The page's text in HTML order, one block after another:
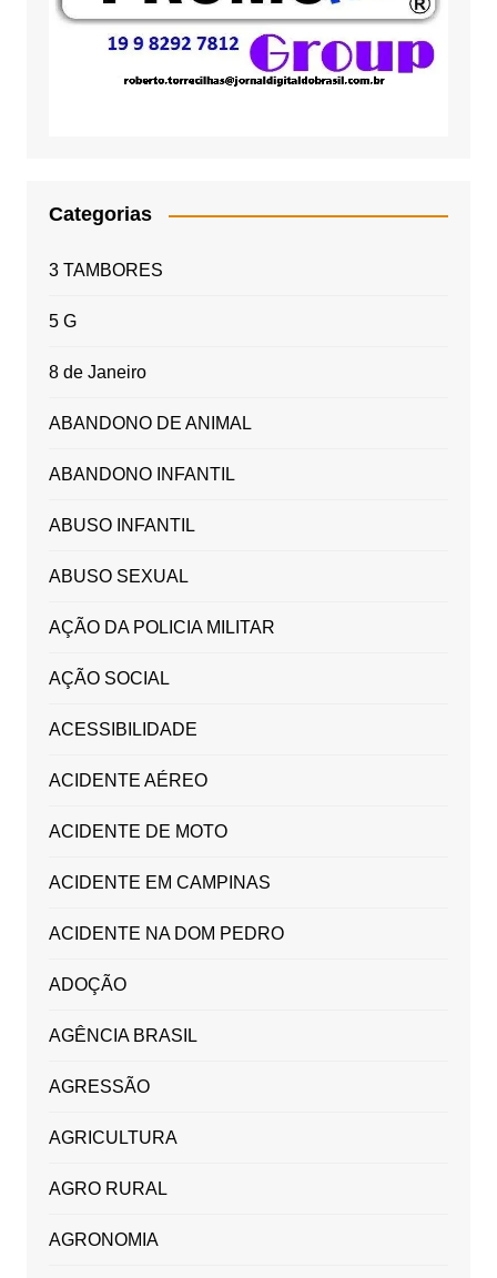
Categorias
3 TAMBORES
5 G
8 de Janeiro
ABANDONO DE ANIMAL
ABANDONO INFANTIL
ABUSO INFANTIL
ABUSO SEXUAL
AÇÃO DA POLICIA MILITAR
AÇÃO SOCIAL
ACESSIBILIDADE
ACIDENTE AÉREO
ACIDENTE DE MOTO
ACIDENTE EM CAMPINAS
ACIDENTE NA DOM PEDRO
ADOÇÃO
AGÊNCIA BRASIL
AGRESSÃO
AGRICULTURA
AGRO RURAL
AGRONOMIA